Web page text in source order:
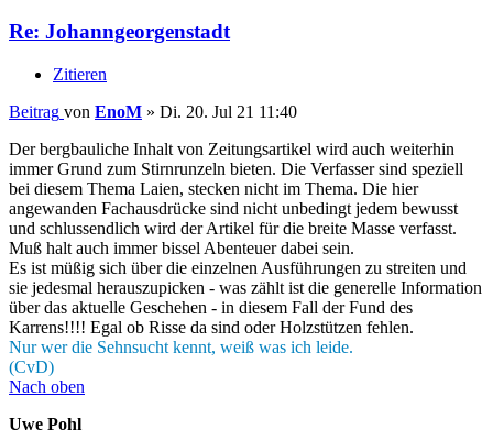
Re: Johanngeorgenstadt
Zitieren
Beitrag von EnoM » Di. 20. Jul 21 11:40
Der bergbauliche Inhalt von Zeitungsartikel wird auch weiterhin
immer Grund zum Stirnrunzeln bieten. Die Verfasser sind speziell
bei diesem Thema Laien, stecken nicht im Thema. Die hier
angewanden Fachausdrücke sind nicht unbedingt jedem bewusst
und schlussendlich wird der Artikel für die breite Masse verfasst.
Muß halt auch immer bissel Abenteuer dabei sein.
Es ist müßig sich über die einzelnen Ausführungen zu streiten und
sie jedesmal herauszupicken - was zählt ist die generelle Information
über das aktuelle Geschehen - in diesem Fall der Fund des
Karrens!!!! Egal ob Risse da sind oder Holzstützen fehlen.
Nur wer die Sehnsucht kennt, weiß was ich leide.
(CvD)
Nach oben
Uwe Pohl